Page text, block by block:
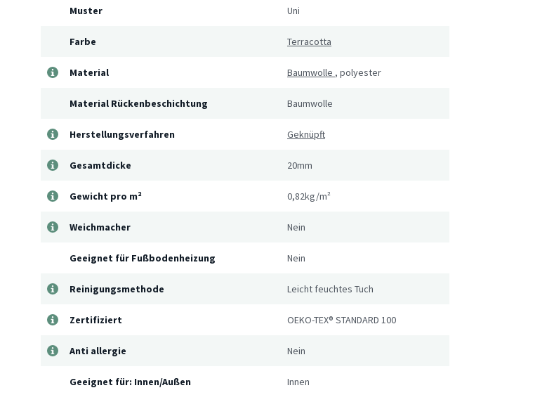
Muster Uni
Farbe Terracotta
Material Baumwolle , polyester
Material Rückenbeschichtung Baumwolle
Herstellungsverfahren Geknüpft
Gesamtdicke 20mm
Gewicht pro m² 0,82kg/m²
Weichmacher Nein
Geeignet für Fußbodenheizung Nein
Reinigungsmethode Leicht feuchtes Tuch
Zertifiziert OEKO-TEX® STANDARD 100
Anti allergie Nein
Geeignet für: Innen/Außen Innen